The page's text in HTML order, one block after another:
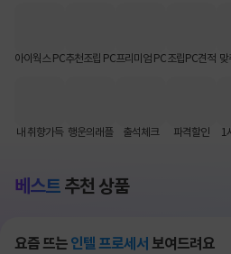
아이웍스 PC추천조립 PC프리미엄 PC조립PC견적 맞
내 취향가득 행운의래플 출석체크 파격할인 1
베스트 추천 상품
요즘 뜨는 인텔 프로세서 보여드려요